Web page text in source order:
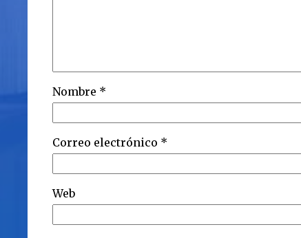
Nombre *
Correo electrónico *
Web